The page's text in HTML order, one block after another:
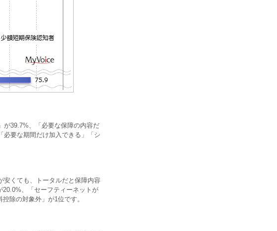
が39.7%、「必要な保障の内容だ
必要な期間だけ加入できる」「シ
安くても、トータルだと保障内容
、「セーフティーネットが
除の対象外」が1位です。